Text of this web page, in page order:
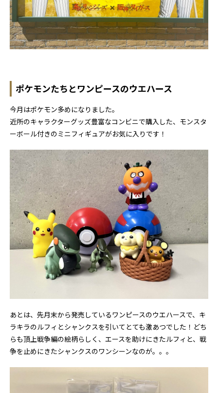
ポケモンたちとワンピースのウエハース
今月はポケモン多めになりました。
近所のキャラクターグッズ豊富なコンビニで購入した、モンスタ
ーボール付きのミニフィギュアがお気に入りです！
あとは、先月末から発売しているワンピースのウエハースで、キ
ラキラのルフィとシャンクスを引いてとても激あつでした！どち
らも頂上戦争編の絵柄らしく、エースを助けにきたルフィと、戦
争を止めにきたシャンクスのワンシーンなのが。。。